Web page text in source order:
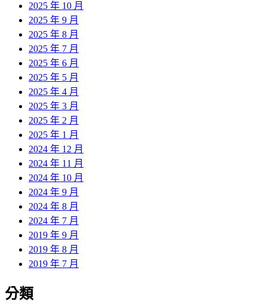
2025 年 10 月
2025 年 9 月
2025 年 8 月
2025 年 7 月
2025 年 6 月
2025 年 5 月
2025 年 4 月
2025 年 3 月
2025 年 2 月
2025 年 1 月
2024 年 12 月
2024 年 11 月
2024 年 10 月
2024 年 9 月
2024 年 8 月
2024 年 7 月
2019 年 9 月
2019 年 8 月
2019 年 7 月
分類